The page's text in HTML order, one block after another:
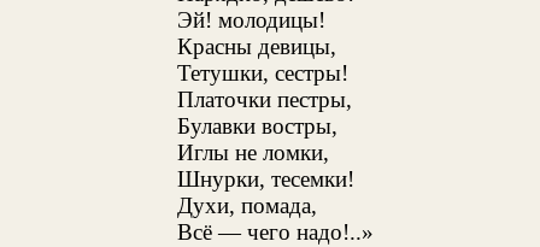
Эй! молодицы!
Красны девицы,
Тетушки, сестры!
Платочки пестры,
Булавки востры,
Иглы не ломки,
Шнурки, тесемки!
Духи, помада,
Всё — чего надо!..»